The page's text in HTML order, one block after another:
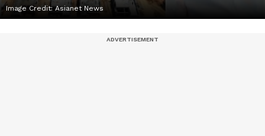
Image Credit:Asianet News